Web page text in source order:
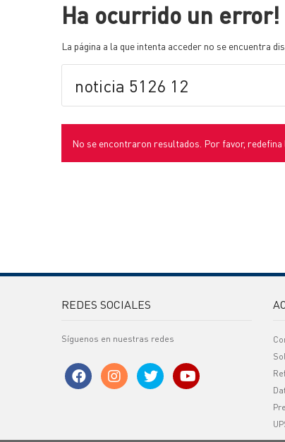
Ha ocurrido un error!
La página a la que intenta acceder no se encuentra
No se encontraron resultados. Por favor, redefina
REDES SOCIALES
Síguenos en nuestras redes